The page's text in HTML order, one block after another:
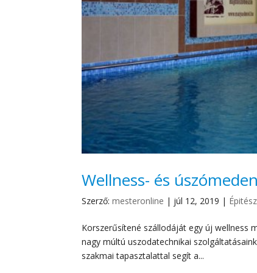
Wellness- és
Szerző:mesteronline | júl 12, 2019 |
Korszerűsítené szállodáját egy új wellness
nagy múltú uszodatechnikai
szakmai tapasztalattal segít a...